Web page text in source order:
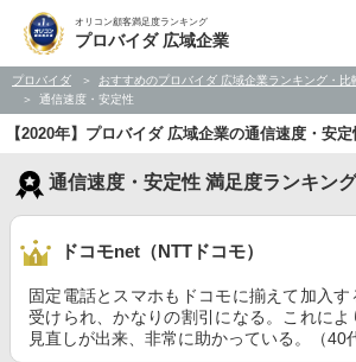
オリコン顧客満足度ランキング
プロバイダ 広域企業
プロバイダ おすすめのプロバイダ 広域企業ランキング・比
通信速度・安定性
【2020年】プロバイダ 広域企業の通信速度・安
通信速度・安定性 満足度ランキング
ドコモnet（NTTドコモ）
固定電話とスマホもドコモに揃えて加入
受けられ、かなりの割引になる。これに
見直しが出来、非常に助かっている。（40